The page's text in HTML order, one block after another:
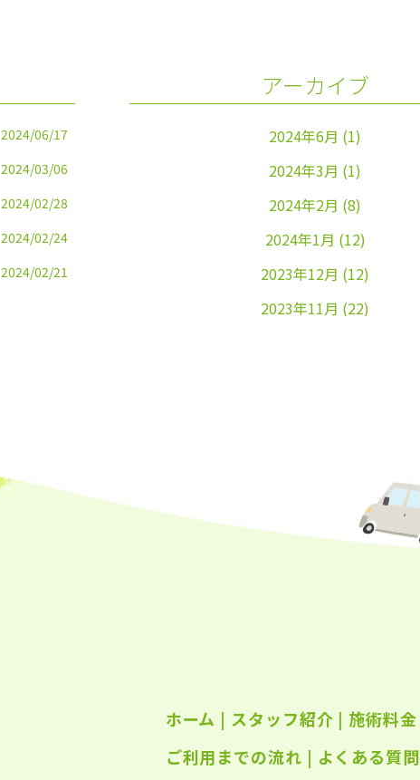
2024/06/17
2024/03/06
2024/02/28
2024/02/24
2024/02/21
アーカイブ
2024年6月 (1)
2024年3月 (1)
2024年2月 (8)
2024年1月 (12)
2023年12月 (12)
2023年11月 (22)
(24)
(23)
2022年11月
(25)
2022年10月(25)
ホーム | スタッフ紹介 | 施術料金
ご利用までの流れ | よくある質問